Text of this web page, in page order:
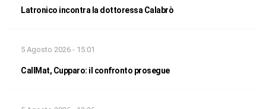
Latronico incontra la dottoressa Calabrò
5 Agosto 2026 - 15:01
CallMat, Cupparo: il confronto prosegue